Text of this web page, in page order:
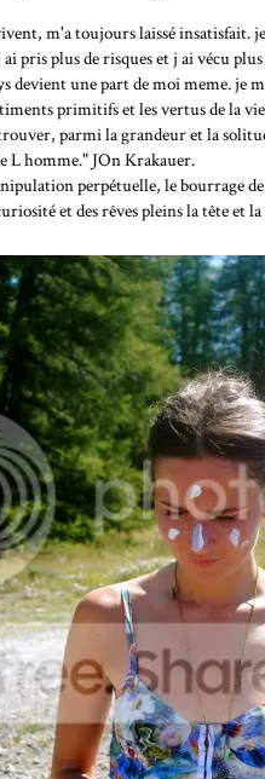
m'a toujours laissé insatisfait.
pris plus de risques et j ai vécu
devient une part de moi meme. je
primitifs et les vertus de la
parmi la grandeur et la
L homme." JOn Krakauer.
perpétuelle, le bourrage
et des rêves pleins la tête et